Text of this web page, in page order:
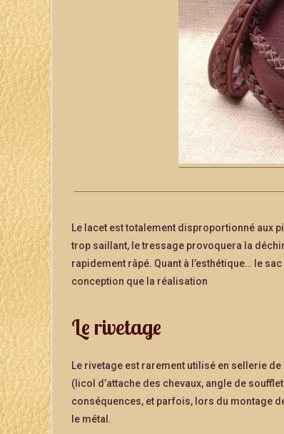
Le lacet est totalement disproportionné aux
trop saillant, le tressage provoquera la
rapidement râpé. Quant à l’esthétique… le
conception que la réalisation
Le rivetage
Le rivetage est rarement utilisé en sellerie
(licol d’attache des chevaux, angle de
conséquences, et parfois, lors du montage
le métal.